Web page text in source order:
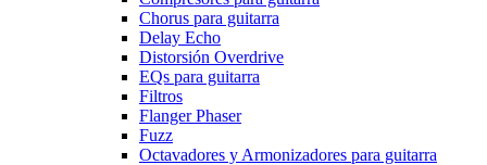
Chorus para guitarra
Delay Echo
Distorsión Overdrive
EQs para guitarra
Filtros
Flanger Phaser
Fuzz
Octavadores y Armonizadores para guitarra